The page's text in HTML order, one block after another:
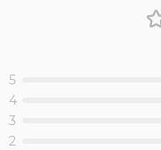
5
4
3
2